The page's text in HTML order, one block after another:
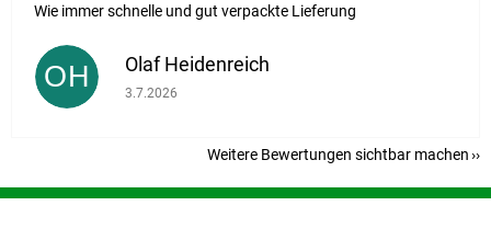
Wie immer schnelle und gut verpackte Lieferung
OH Olaf Heidenreich
Die Shop-Bewertung beträgt 5 von 5 Sternen.
3.7.2026
Weitere Bewertungen sichtbar machen
F